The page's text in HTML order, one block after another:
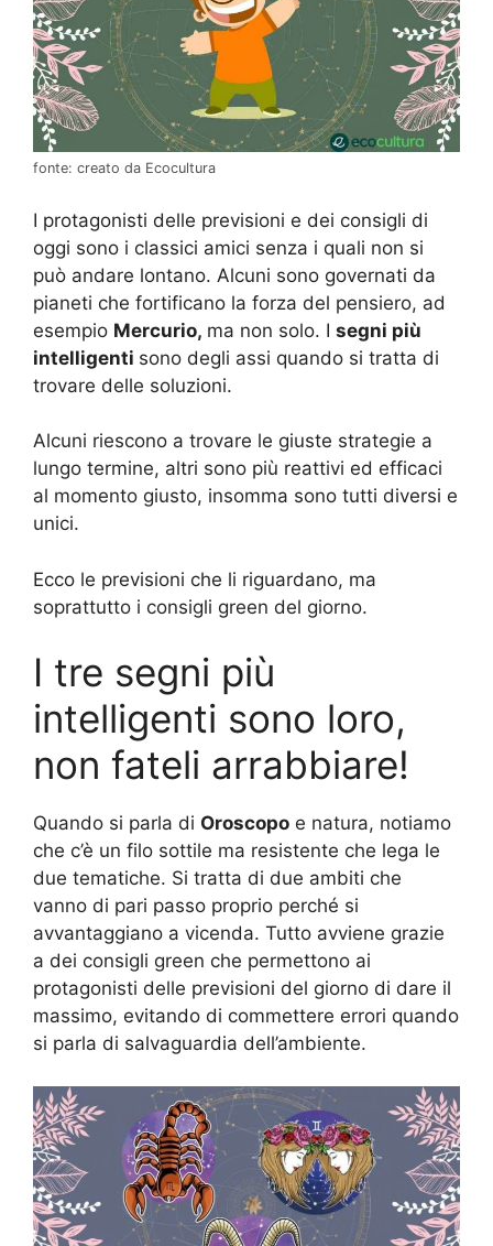
fonte: creato da Ecocultura
I protagonisti delle previsioni e dei consigli di
oggi sono i classici amici senza i quali non si
può andare lontano. Alcuni sono governati da
pianeti che fortificano la forza del pensiero, ad
esempio Mercurio, ma non solo. I segni più
intelligenti sono degli assi quando si tratta di
trovare delle soluzioni.
Alcuni riescono a trovare le giuste strategie a
lungo termine, altri sono più reattivi ed efficaci
al momento giusto, insomma sono tutti diversi e
unici.
Ecco le previsioni che li riguardano, ma
soprattutto i consigli green del giorno.
I tre segni più
intelligenti sono loro,
non fateli arrabbiare!
Quando si parla di Oroscopo e natura, notiamo
che c’è un filo sottile ma resistente che lega le
due tematiche. Si tratta di due ambiti che
vanno di pari passo proprio perché si
avvantaggiano a vicenda. Tutto avviene grazie
a dei consigli green che permettono ai
protagonisti delle previsioni del giorno di dare il
massimo, evitando di commettere errori quando
si parla di salvaguardia dell’ambiente.